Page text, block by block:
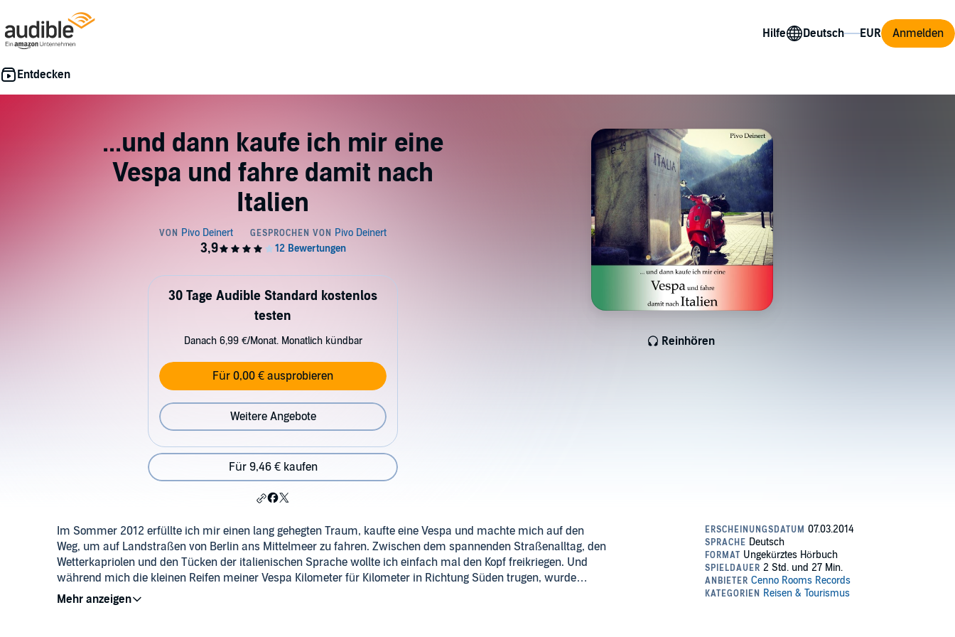
Hilfe Anmelden
...und dann kaufe ich mir eine
Vespa und fahre damit nach
Italien
Reinhören
30 Tage Audible Standard kostenlos
testen
Danach 6,99 €/Monat. Monatlich kündbar
Für 0,00 € ausprobieren
Weitere Angebote
Für 9,46 € kaufen
Im Sommer 2012 erfüllte ich mir einen lang gehegten Traum, kaufte eine Vespa und machte mich auf den
Weg, um auf Landstraßen von Berlin ans Mittelmeer zu fahren. Zwischen dem spannenden Straßenalltag, den
Wetterkapriolen und den Tücken der italienischen Sprache wollte ich einfach mal den Kopf freikriegen. Und
während mich die kleinen Reifen meiner Vespa Kilometer für Kilometer in Richtung Süden trugen, wurde
meine Fahrt auch eine Reise zu mir selbst. Ich begriff, wie wichtig meine Familie und Freunde in meinem
Leben als Musiker sind, und welches Glück ich habe, mir Träume verwirklichen zu können.©2014 Cenno